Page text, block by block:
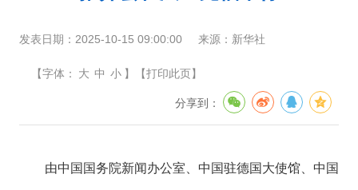
发表日期： 2025-10-15 09:00:00 来源： 新华社
【字体： 大 中 小 】 【打印此页】
分享到：
由中国国务院新闻办公室、中国驻德国大使馆、中国